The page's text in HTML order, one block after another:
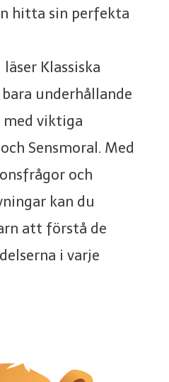
hitta sin perfekta
Klassiska
underhållande
med viktiga
Sensmoral. Med
och
kan du
att förstå de
i varje